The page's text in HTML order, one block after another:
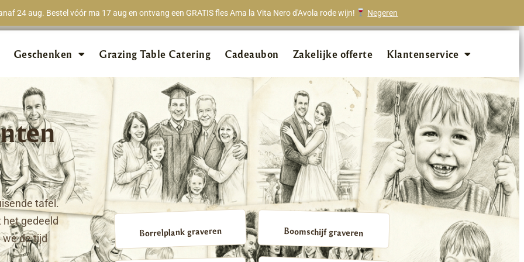
24 aug. Bestel vóór ma 17 aug en ontvang een GRATIS fles Ama la Vita Nero d'Avola rode wijn! Negeren
★★★★★98% van onze klanten beveelt ons aan!
Geschenken Grazing Table Catering Cadeaubon Zakelijke offerte Klantenservice
tafel.
gedeeld
we de tijd
Borrelplank graveren Boomschijf graveren